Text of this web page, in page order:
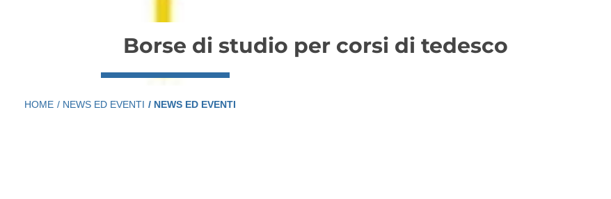
Borse di studio per corsi di tedesco
HOME / NEWS ED EVENTI / NEWS ED EVENTI